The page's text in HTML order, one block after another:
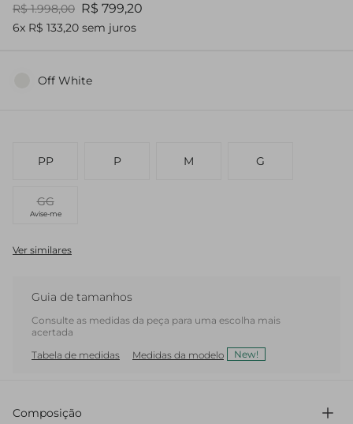
R$ 1.998,00 R$ 799,20
6x R$ 133,20 sem juros
Off White
PP P M G
GG
Avise-me
Ver similares
Guia de tamanhos
Consulte as medidas da peça para uma escolha mais
acertada
Tabela de medidas
Medidas da modelo New!
Composição